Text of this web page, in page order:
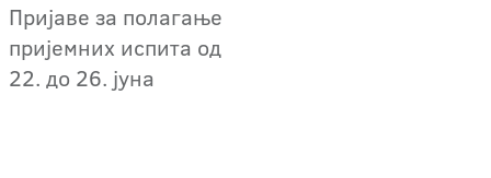
Пријаве за полагање
пријемних испита од
22. до 26. јуна